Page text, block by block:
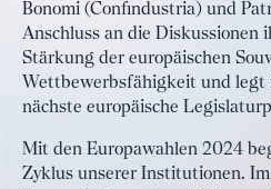
Bonomi (Confindustria) und
Anschluss an die Diskussionen
Stärkung der europäischen
Wettbewerbsfähigkeit und legt
nächste europäische
Mit den Europawahlen 2024
Zyklus unserer Institutionen.